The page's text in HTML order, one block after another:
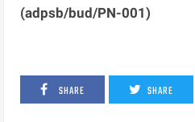
(adpsb/bud/PN-001)
SHARE SHARE